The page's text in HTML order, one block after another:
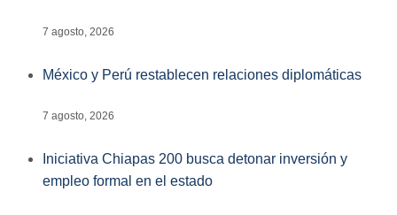
7 agosto, 2026
México y Perú restablecen relaciones diplomáticas
7 agosto, 2026
Iniciativa Chiapas 200 busca detonar inversión y
empleo formal en el estado